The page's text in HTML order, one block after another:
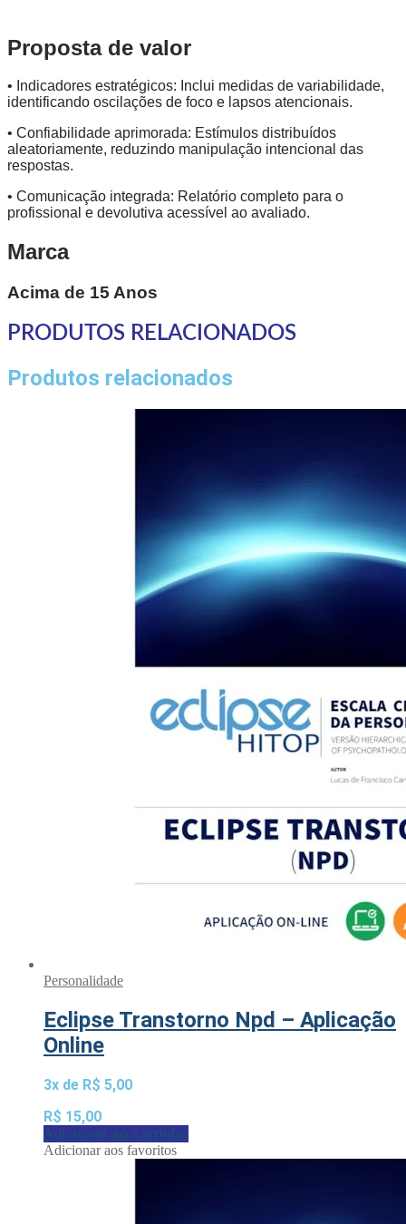
Proposta de valor
• Indicadores estratégicos: Inclui medidas de variabilidade,
identificando oscilações de foco e lapsos atencionais.
• Confiabilidade aprimorada: Estímulos distribuídos
aleatoriamente, reduzindo manipulação intencional das
respostas.
• Comunicação integrada: Relatório completo para o
profissional e devolutiva acessível ao avaliado.
Marca
Acima de 15 Anos
PRODUTOS RELACIONADOS
Produtos relacionados
Personalidade
Eclipse Transtorno Npd – Aplicação
Online
3x de R$ 5,00
R$ 15,00
Adicionar ao carrinho
Adicionar aos favoritos